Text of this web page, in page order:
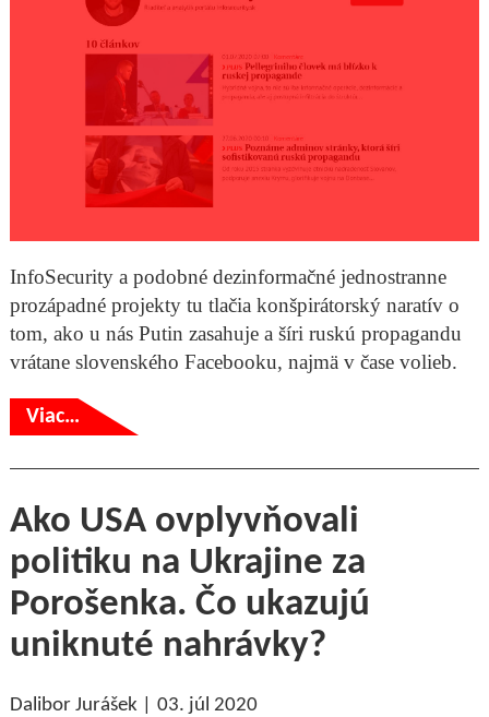
InfoSecurity a podobné dezinformačné jednostranne
prozápadné projekty tu tlačia konšpirátorský naratív o
tom, ako u nás Putin zasahuje a šíri ruskú propagandu
vrátane slovenského Facebooku, najmä v čase volieb.
Viac…
Ako USA ovplyvňovali
politiku na Ukrajine za
Porošenka. Čo ukazujú
uniknuté nahrávky?
Dalibor Jurášek 03. júl 2020